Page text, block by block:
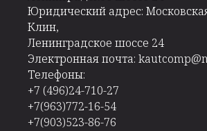
Юридический адрес:
Клин,
Ленинградское шоссе 24
Электронная почта:
Телефоны:
+7 (496)24-710-27
+7(963)772-16-54
+7(903)523-86-76